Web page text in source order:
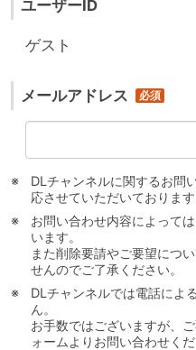
ユーザーID
ゲスト
メールアドレス
DLチャンネルに関するお問
応させていただいております
お問い合わせ内容によって
います。
また削除要請やご要望につ
せんのでご了承ください。
DLチャンネルでは電話によ
ん。
お手数ではございますが、
ォームよりお問い合わせくだ